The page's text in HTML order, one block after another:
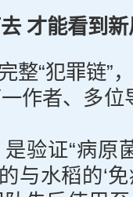
才能看到
整“犯罪链”
作者、多位
验证“病原
与水稻的‘